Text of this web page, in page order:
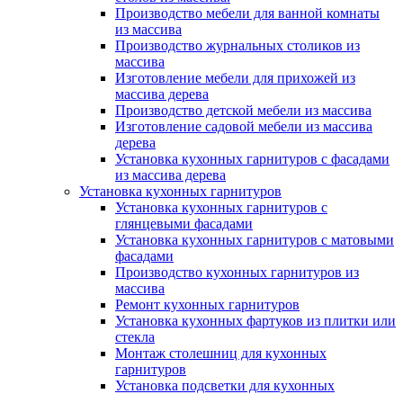
Производство мебели для ванной комнаты
из массива
Производство журнальных столиков из
массива
Изготовление мебели для прихожей из
массива дерева
Производство детской мебели из массива
Изготовление садовой мебели из массива
дерева
Установка кухонных гарнитуров с фасадами
из массива дерева
Установка кухонных гарнитуров
Установка кухонных гарнитуров с
глянцевыми фасадами
Установка кухонных гарнитуров с матовыми
фасадами
Производство кухонных гарнитуров из
массива
Ремонт кухонных гарнитуров
Установка кухонных фартуков из плитки или
стекла
Монтаж столешниц для кухонных
гарнитуров
Установка подсветки для кухонных